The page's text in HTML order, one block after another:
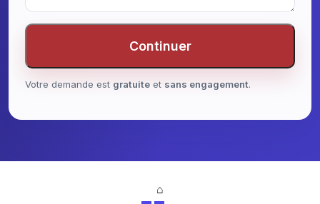
Continuer
Votre demande est gratuite et sans engagement.
⌂